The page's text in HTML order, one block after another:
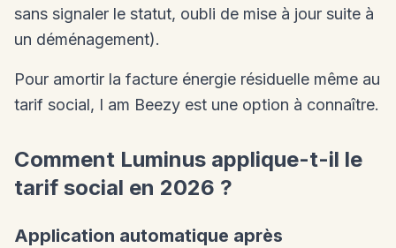
sans signaler le statut, oubli de mise à jour suite à
un déménagement).
Pour amortir la facture énergie résiduelle même au
tarif social, I am Beezy est une option à connaître.
Comment Luminus applique-t-il le
tarif social en 2026 ?
Application automatique après